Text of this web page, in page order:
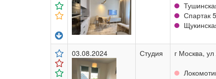
Спартак
03.08.2024 Студия
г Москва,